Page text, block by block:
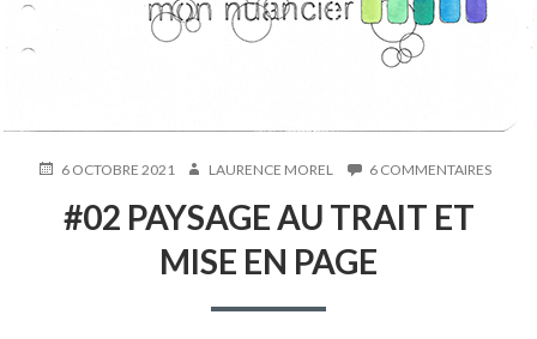
PUBLIÉ6 OCTOBRE 2021 AUTEUR
LAURENCE MOREL 6 COMMENTAIRESSUR
#02 PAYSAGE AU TRAIT ET
MISE EN PAGE